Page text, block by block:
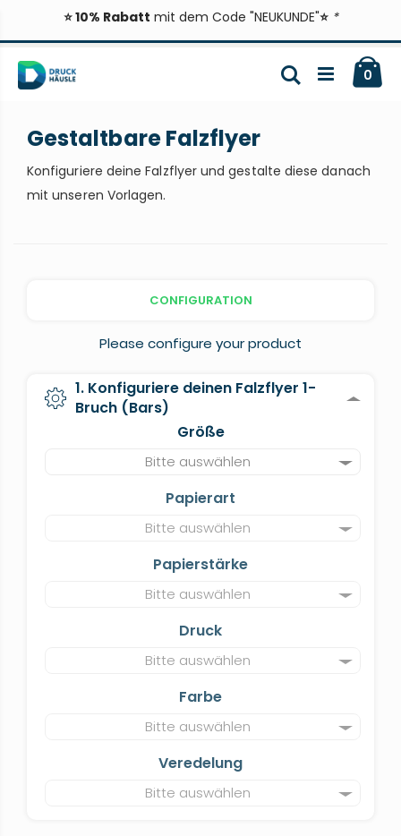
⭐ 10% Rabatt mit dem Code "NEUKUNDE"⭐ *
Inhalt
springen
0
Suche
Gestaltbare Falzflyer
Konfiguriere deine Falzflyer und gestalte diese danach
mit unseren Vorlagen.
CONFIGURATION
Please configure your product
1. Konfiguriere deinen Falzflyer 1-
Bruch (Bars)
Größe
Bitte auswählen
Papierart
Bitte auswählen
Papierstärke
Bitte auswählen
Druck
Bitte auswählen
Farbe
Bitte auswählen
Veredelung
Bitte auswählen